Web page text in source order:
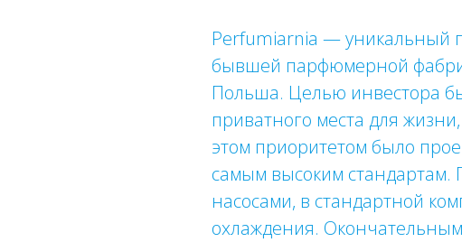
Perfumiarnia — уникальный
бывшей парфюмерной
Польша. Целью инвестора
приватного места для
этом приоритетом было
самым высоким стандартам.
насосами, в стандартной
охлаждения. Окончательным